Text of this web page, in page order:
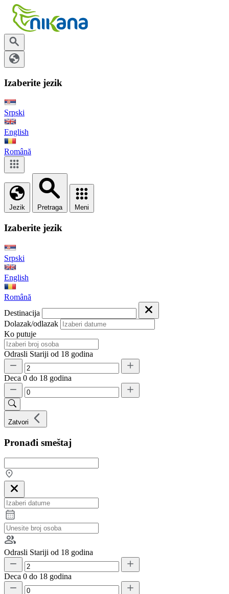
Izaberite jezik
Srpski
English
Română
Jezik Pretraga Meni
Izaberite jezik
Srpski
English
Română
Destinacija
Dolazak/odlazak
Ko putuje
Odrasli Stariji od 18 godina
Deca 0 do 18 godina
Zatvori
Pronađi smeštaj
Odrasli Stariji od 18 godina
Deca 0 do 18 godina